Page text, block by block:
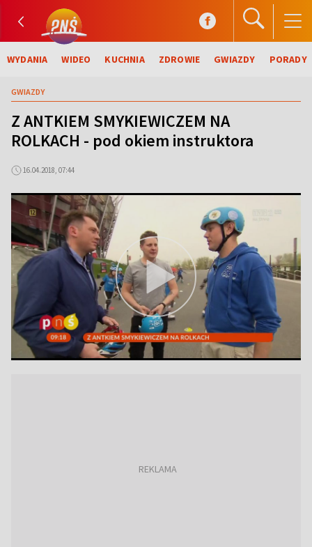
WYDANIA WIDEO KUCHNIA ZDROWIE GWIAZDY PORADY
GWIAZDY
Z ANTKIEM SMYKIEWICZEM NA
ROLKACH - pod okiem instruktora
16.04.2018, 07:44